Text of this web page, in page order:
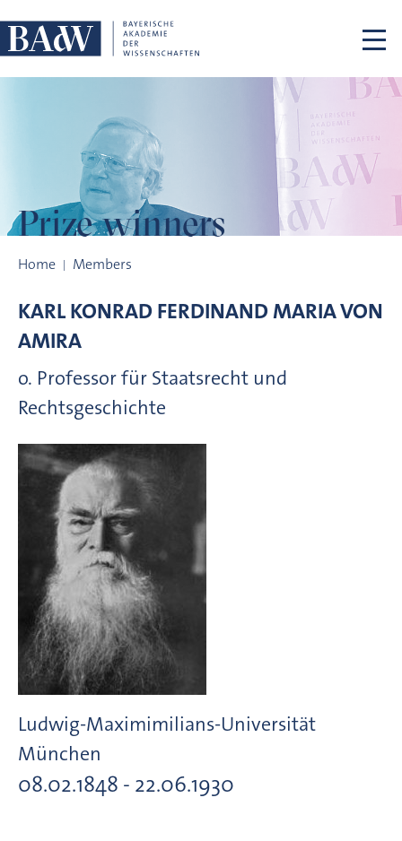
Prize winners
Home Members
KARL KONRAD FERDINAND MARIA VON
AMIRA
o. Professor für Staatsrecht und
Rechtsgeschichte
Ludwig-Maximimilians-Universität
München
08.02.1848 - 22.06.1930